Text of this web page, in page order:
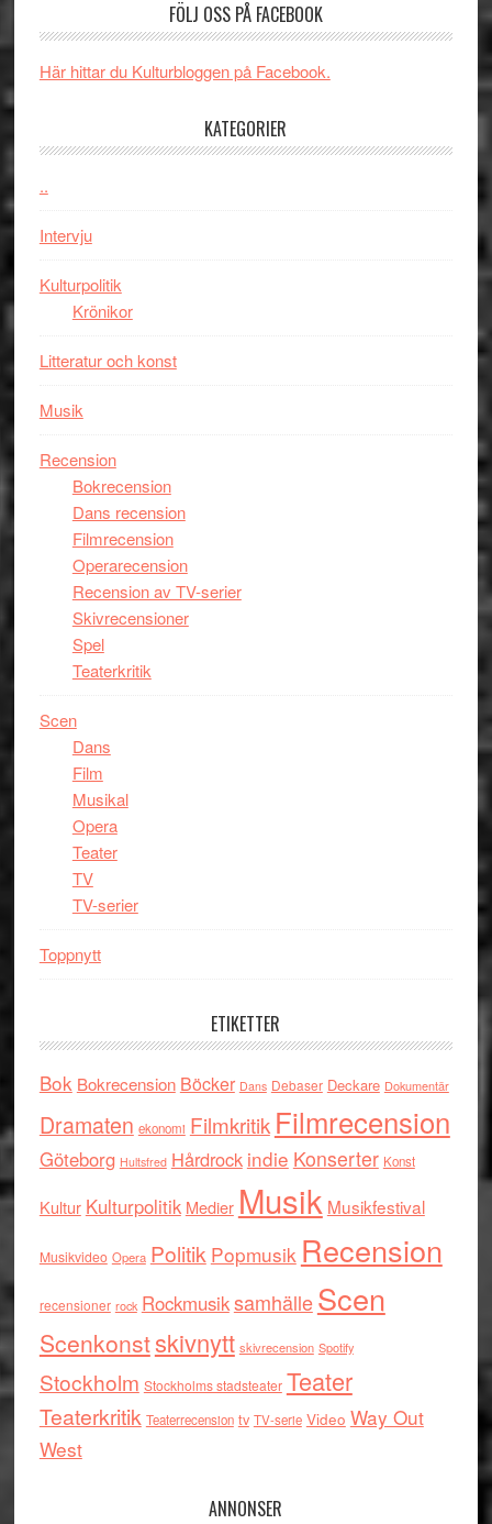
storform
styra
människans
imponerande
FÖLJ OSS PÅ FACEBOOK
Här hittar du Kulturbloggen på Facebook.
KATEGORIER
..
Intervju
Kulturpolitik
Krönikor
Litteratur och konst
Musik
Recension
Bokrecension
Dans recension
Filmrecension
Operarecension
Recension av TV-serier
Skivrecensioner
Spel
Teaterkritik
Scen
Dans
Film
Musikal
Opera
Teater
TV
TV-serier
Toppnytt
ETIKETTER
Bok Bokrecension Böcker Dans Debaser Deckare Dokumentär
Dramaten ekonomi Filmkritik Filmrecension
Göteborg Hultsfred Hårdrock indie Konserter Konst
Kultur Kulturpolitik Medier Musik Musikfestival
Musikvideo Opera Politik Popmusik Recension
recensioner rock RockmusiksamhälleScen
Scenkonstskivnytt skivrecension Spotify
Stockholm Stockholms stadsteater Teater
Teaterkritik Teaterrecension tv TV-serie Video Way Out
West
ANNONSER